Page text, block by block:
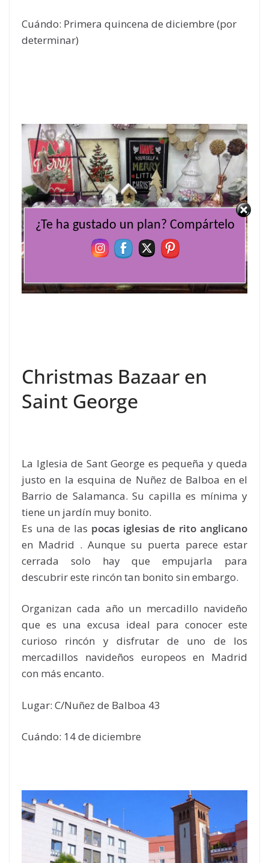
Cuándo: Primera quincena de diciembre (por
determinar)
Christmas Bazaar en
Saint George
La Iglesia de Sant George es pequeña y queda
justo en la esquina de Nuñez de Balboa en el
Barrio de Salamanca. Su capilla es mínima y
tiene un jardín muy bonito.
Es una de las pocas iglesias de rito anglicano
en Madrid . Aunque su puerta parece estar
cerrada solo hay que empujarla para
descubrir este rincón tan bonito sin embargo.
Organizan cada año un mercadillo navideño
que es una excusa ideal para conocer este
curioso rincón y disfrutar de uno de los
mercadillos navideños europeos en Madrid
con más encanto.
Lugar: C/Nuñez de Balboa 43
Cuándo: 14 de diciembre
¿Te ha gustado un plan? Compártelo